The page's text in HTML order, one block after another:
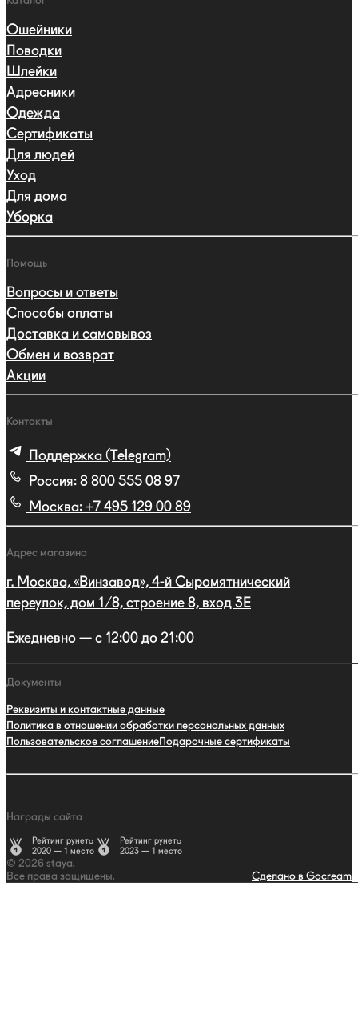
Ошейники
Поводки
Шлейки
Адресники
Одежда
Сертификаты
Для людей
Уход
Для дома
Уборка
Помощь
Вопросы и ответы
Способы оплаты
Доставка и самовывоз
Обмен и возврат
Акции
Контакты
Поддержка (Telegram)
Россия: 8 800 555 08 97
Москва: +7 495 129 00 89
Адрес магазина
г. Москва, «Винзавод», 4-й Сыромятнический
переулок, дом 1/8, строение 8, вход 3E
Ежедневно — с 12:00 до 21:00
Документы
Реквизиты и контактные данные
Политика в отношении обработки персональных данных
Пользовательское соглашениеПодарочные сертификаты
Награды сайта
Рейтинг рунета
2020 — 1 место
Рейтинг рунета
2023 — 1 место
© 2026 staya.
Все права защищены.
Сделано в Gocream